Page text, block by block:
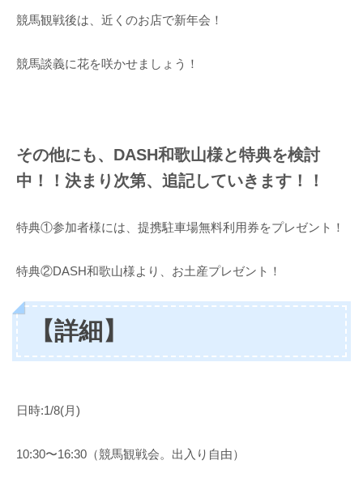
競馬観戦後は、近くのお店で新年会！
競馬談義に花を咲かせましょう！
その他にも、DASH和歌山様と特典を検討
中！！決まり次第、追記していきます！！
特典①参加者様には、提携駐車場無料利用券をプレゼント！
特典②DASH和歌山様より、お土産プレゼント！
【詳細】
日時:1/8(月)
10:30〜16:30（競馬観戦会。出入り自由）